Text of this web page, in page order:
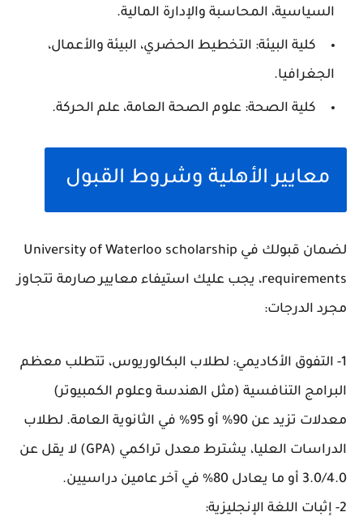
السياسية، المحاسبة والإدارة المالية.
كلية البيئة: التخطيط الحضري، البيئة والأعمال،
الجغرافيا.
كلية الصحة: علوم الصحة العامة، علم الحركة.
معايير الأهلية وشروط القبول
لضمان قبولك في University of Waterloo scholarship
requirements، يجب عليك استيفاء معايير صارمة تتجاوز
مجرد الدرجات:
1- التفوق الأكاديمي: لطلاب البكالوريوس، تتطلب معظم
البرامج التنافسية (مثل الهندسة وعلوم الكمبيوتر)
معدلات تزيد عن 90% أو 95% في الثانوية العامة. لطلاب
الدراسات العليا، يشترط معدل تراكمي (GPA) لا يقل عن
3.0/4.0 أو ما يعادل 80% في آخر عامين دراسيين.
2- إثبات اللغة الإنجليزية: